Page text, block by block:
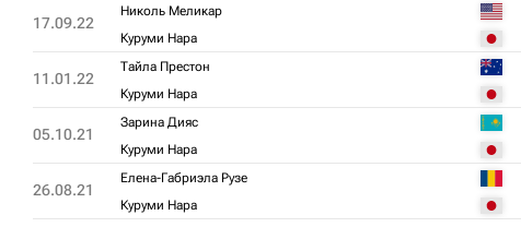
17.09.22
Николь Меликар
Куруми Нара
11.01.22
Тайла Престон
Куруми Нара
05.10.21
Зарина Дияс
Куруми Нара
26.08.21
Елена-Габриэла Рузе
Куруми Нара